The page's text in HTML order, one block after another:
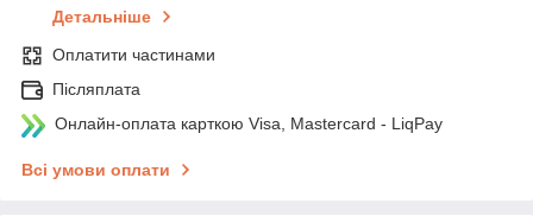
Детальніше
Оплатити частинами
Післяплата
Онлайн-оплата карткою Visa, Mastercard - LiqPay
Всі умови оплати